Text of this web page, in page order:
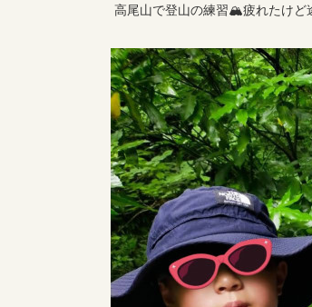
高尾山で登山の練習🏔疲れたけど